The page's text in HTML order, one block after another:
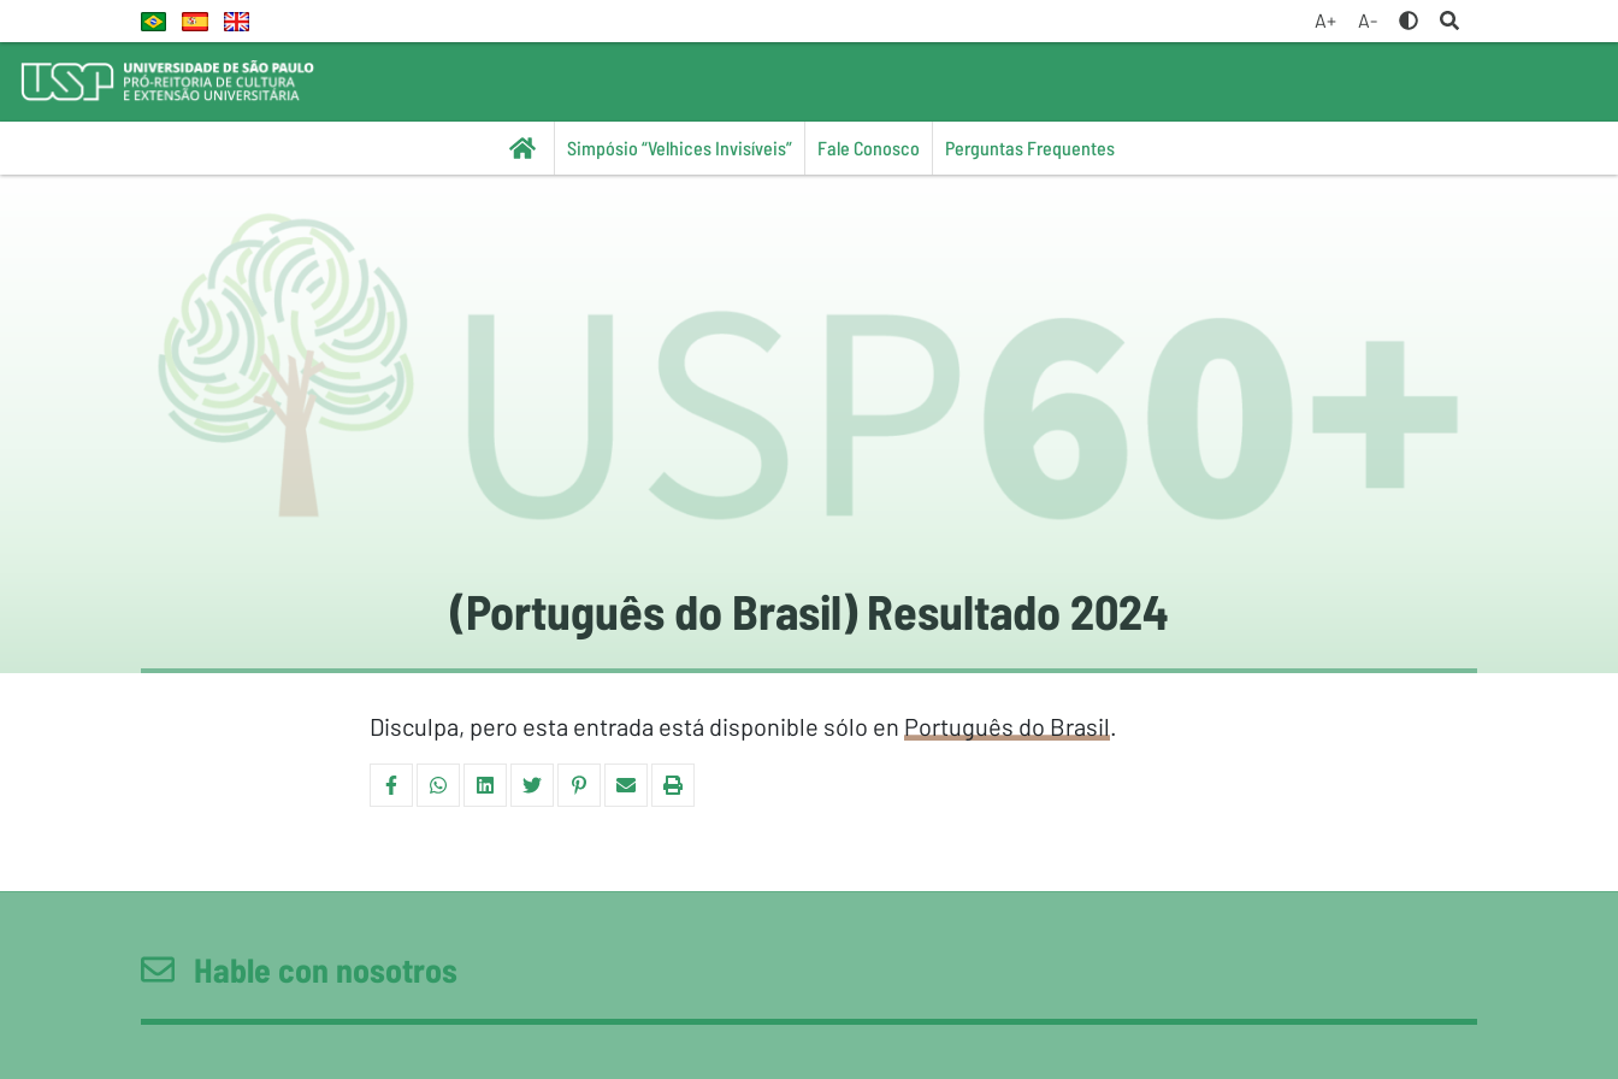
A+ A-
Simpósio “Velhices Invisíveis” Fale Conosco Perguntas Frequentes
(Português do Brasil) Resultado 2024
Disculpa, pero esta entrada está disponible sólo en Português do Brasil.
Hable con nosotros